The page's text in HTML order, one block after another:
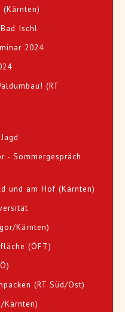
Ischl
2024
(RT
- Sommergespräch
und am Hof (Kärnten)
Kärnten)
(ÖFT)
(RT Süd/Ost)
Kärnten)